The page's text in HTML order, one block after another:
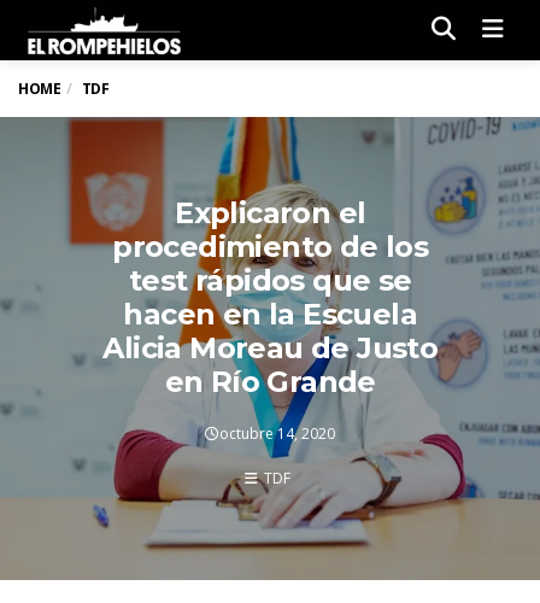
HOME TDF
Explicaron el
procedimiento de los
test rápidos que se
hacen en la Escuela
Alicia Moreau de Justo
en Río Grande
octubre 14, 2020
TDF